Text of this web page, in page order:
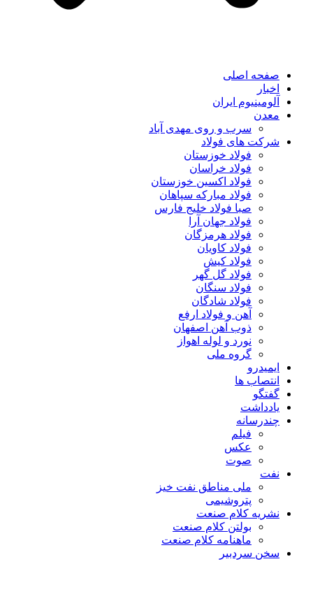
صفحه اصلی
اخبار
آلومینیوم ایران
معدن
سرب و روی مهدی آباد
شرکت های فولاد
فولاد خوزستان
فولاد خراسان
فولاد اکسین خوزستان
فولاد مبارکه سپاهان
صبا فولاد خلیج فارس
فولاد جهان آرا
فولاد هرمزگان
فولاد کاویان
فولاد کیش
فولاد گل گهر
فولاد سنگان
فولاد شادگان
آهن و فولاد ارفع
ذوب آهن اصفهان
نورد و لوله اهواز
گروه ملی
ایمیدرو
انتصاب ها
گفتگو
یادداشت
چندرسانه
فیلم
عکس
صوت
نفت
ملی مناطق نفت خیز
پتروشیمی
نشریه کلام صنعت
بولتن کلام صنعت
ماهنامه کلام صنعت
سخن سردبیر